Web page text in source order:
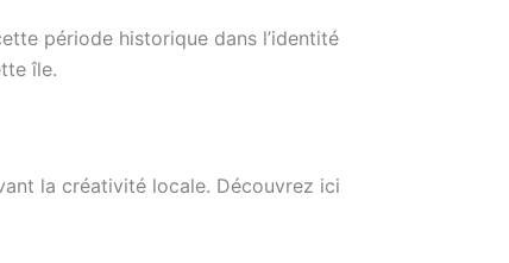
période historique dans l’identité
île.
la créativité locale. Découvrez ici